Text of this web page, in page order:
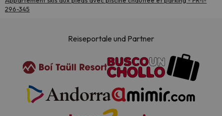
296-345
Reiseportale und Partner